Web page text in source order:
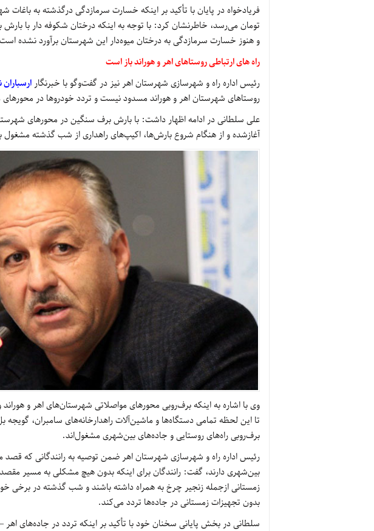
تومان می‌رسد، خاطرنشان کرد: با توجه به اینکه درختان شکوفه دار با
و هنوز خسارت سرمازدگی به درختان میوه‌دار این شهرستان برآورد نشده
راه های ارتباطی روستاهای اهر و هوراند باز است
رئیس اداره راه و شهرسازی شهرستان اهر نیز در گفت‌وگو با خبرنگار ارسباران
روستاهای شهرستان اهر و هوراند مسدود نیست و تردد خودروها در
علی سلطانی در ادامه اظهار داشت: با بارش برف سنگین در محورهای
آغازشده و از هنگام شروع بارش‌ها، اکیپ‌های راهداری از شب گذشته مشغول
وی با اشاره به اینکه برف‌روبی محورهای مواصلاتی شهرستان‌های اهر و
تا این لحظه تمامی دستگاه‌ها و ماشین‌آلات راهدارخانه‌های سامبران،
برف‌روبی راه‌های روستایی و جاده‌های بین‌شهری مشغول‌اند.
رئیس اداره راه و شهرسازی شهرستان اهر ضمن توصیه به رانندگانی که قصد
بین‌شهری دارند، گفت: رانندگان برای اینکه بدون هیچ مشکلی به مسیر
زمستانی ازجمله زنجیر چرخ به همراه داشته باشند و شب گذشته در برخی
بدون تجهیزات زمستانی در جاده‌ها تردد می‌کند.
سلطانی در بخش پایانی سخنان خود با تأکید بر اینکه تردد در جاده‌های